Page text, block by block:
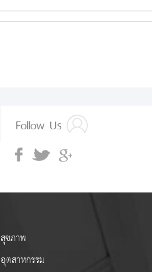
Follow Us
สุขภาพ
อุตสาหกรรม